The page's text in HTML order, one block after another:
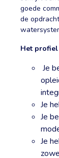
goede
de
Het profiel
Je
Je
Je
Je